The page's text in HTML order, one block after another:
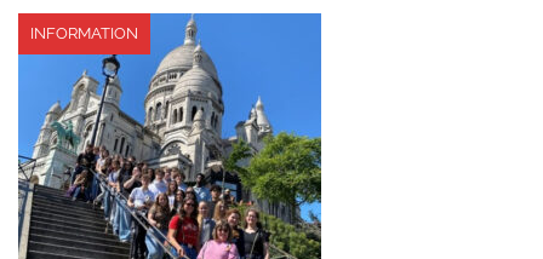
INFORMATION